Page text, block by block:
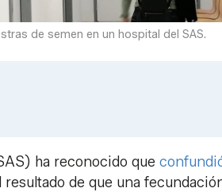
de semen en un hospital del SAS.
ha reconocido que
resultado de que una